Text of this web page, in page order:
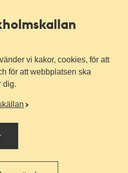
vi kakor, cookies, för att
för att webbplatsen ska
dig.